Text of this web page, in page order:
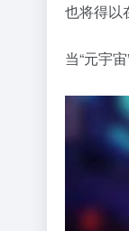
也将得以
当“元宇